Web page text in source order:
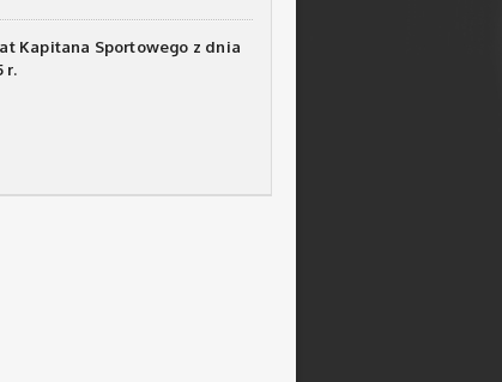
Kapitana Sportowego z dnia
r.